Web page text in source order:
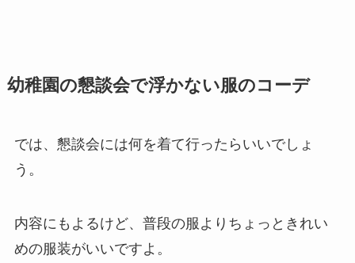
幼稚園の懇談会で浮かない服のコーデ
では、懇談会には何を着て行ったらいいでしょ
う。
内容にもよるけど、普段の服よりちょっときれい
めの服装がいいですよ。